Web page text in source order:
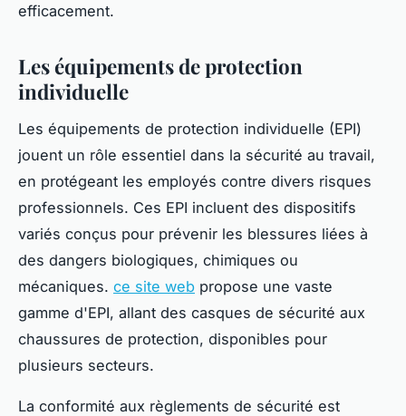
efficacement.
Les équipements de protection
individuelle
Les équipements de protection individuelle (EPI)
jouent un rôle essentiel dans la sécurité au travail,
en protégeant les employés contre divers risques
professionnels. Ces EPI incluent des dispositifs
variés conçus pour prévenir les blessures liées à
des dangers biologiques, chimiques ou
mécaniques. ce site web propose une vaste
gamme d'EPI, allant des casques de sécurité aux
chaussures de protection, disponibles pour
plusieurs secteurs.
La conformité aux règlements de sécurité est